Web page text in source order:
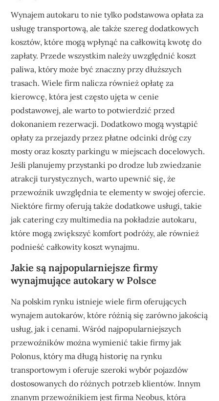
Wynajem autokaru to nie tylko podstawowa opłata za
usługę transportową, ale także szereg dodatkowych
kosztów, które mogą wpłynąć na całkowitą kwotę do
zapłaty. Przede wszystkim należy uwzględnić koszt
paliwa, który może być znaczny przy dłuższych
trasach. Wiele firm nalicza również opłatę za
kierowcę, która jest często ujęta w cenie
podstawowej, ale warto to potwierdzić przed
dokonaniem rezerwacji. Dodatkowo mogą wystąpić
opłaty za przejazdy przez płatne odcinki dróg czy
mosty oraz koszty parkingu w miejscach docelowych.
Jeśli planujemy przystanki po drodze lub zwiedzanie
atrakcji turystycznych, warto upewnić się, że
przewoźnik uwzględnia te elementy w swojej ofercie.
Niektóre firmy oferują także dodatkowe usługi, takie
jak catering czy multimedia na pokładzie autokaru,
które mogą zwiększyć komfort podróży, ale również
podnieść całkowity koszt wynajmu.
Jakie są najpopularniejsze firmy
wynajmujące autokary w Polsce
Na polskim rynku istnieje wiele firm oferujących
wynajem autokarów, które różnią się zarówno jakością
usług, jak i cenami. Wśród najpopularniejszych
przewoźników można wymienić takie firmy jak
Polonus, który ma długą historię na rynku
transportowym i oferuje szeroki wybór pojazdów
dostosowanych do różnych potrzeb klientów. Innym
znanym przewoźnikiem jest firma Neobus, która